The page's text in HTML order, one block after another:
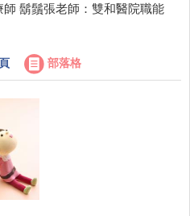
鬍鬚張老師：雙和醫院職能
部落格